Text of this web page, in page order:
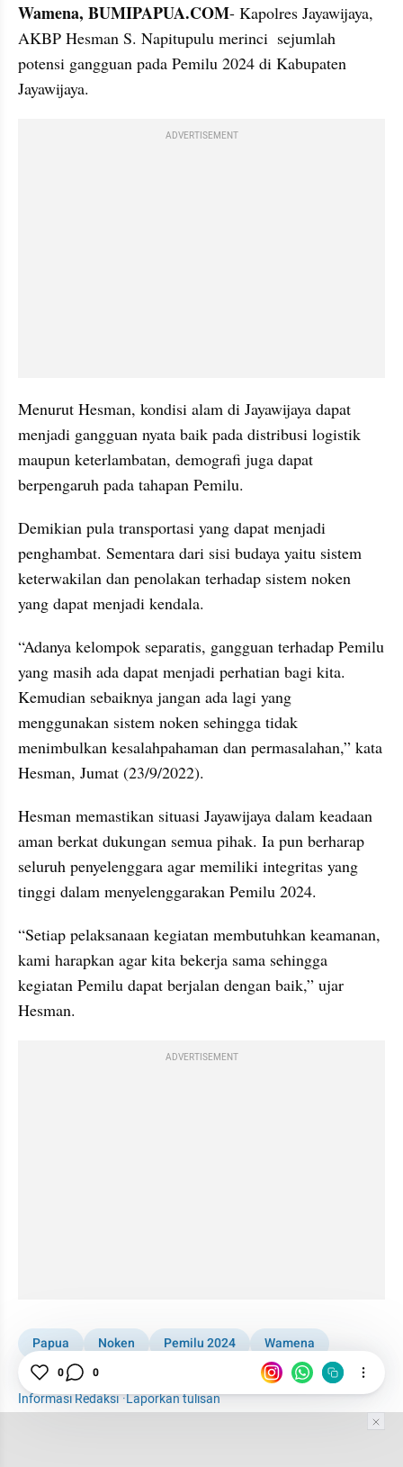
Wamena, BUMIPAPUA.COM- Kapolres Jayawijaya,
AKBP Hesman S. Napitupulu merinci  sejumlah
potensi gangguan pada Pemilu 2024 di Kabupaten
Jayawijaya.
ADVERTISEMENT
Menurut Hesman, kondisi alam di Jayawijaya dapat
menjadi gangguan nyata baik pada distribusi logistik
maupun keterlambatan, demografi juga dapat
berpengaruh pada tahapan Pemilu.
Demikian pula transportasi yang dapat menjadi
penghambat. Sementara dari sisi budaya yaitu sistem
keterwakilan dan penolakan terhadap sistem noken
yang dapat menjadi kendala.
“Adanya kelompok separatis, gangguan terhadap Pemilu
yang masih ada dapat menjadi perhatian bagi kita.
Kemudian sebaiknya jangan ada lagi yang
menggunakan sistem noken sehingga tidak
menimbulkan kesalahpahaman dan permasalahan,” kata
Hesman, Jumat (23/9/2022).
Hesman memastikan situasi Jayawijaya dalam keadaan
aman berkat dukungan semua pihak. Ia pun berharap
seluruh penyelenggara agar memiliki integritas yang
tinggi dalam menyelenggarakan Pemilu 2024.
“Setiap pelaksanaan kegiatan membutuhkan keamanan,
kami harapkan agar kita bekerja sama sehingga
kegiatan Pemilu dapat berjalan dengan baik,” ujar
Hesman.
ADVERTISEMENT
Papua Noken Pemilu 2024
Wamena
Kabar Daerah
Pemilu
Informasi Redaksi·Laporkan tulisan
0 0